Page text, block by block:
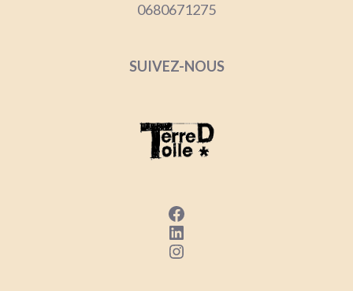
0680671275
SUIVEZ-NOUS
Facebook
LinkedIn
Instagram